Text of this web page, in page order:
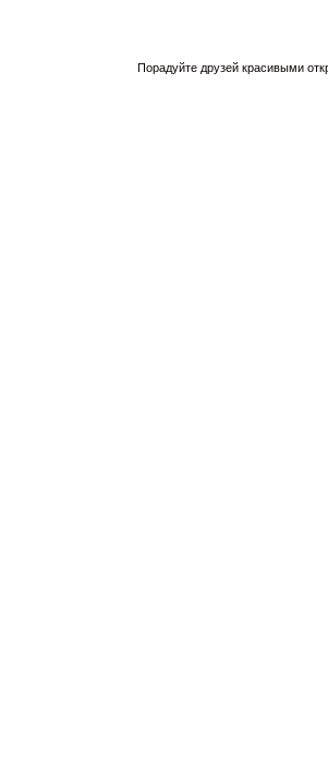
Порадуйте друзей красивыми